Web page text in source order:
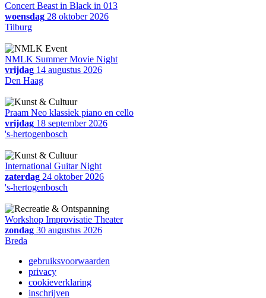
Concert Beast in Black in 013
woensdag 28 oktober 2026
Tilburg
NMLK Summer Movie Night
vrijdag 14 augustus 2026
Den Haag
Praam Neo klassiek piano en cello
vrijdag 18 september 2026
's-hertogenbosch
International Guitar Night
zaterdag 24 oktober 2026
's-hertogenbosch
Workshop Improvisatie Theater
zondag 30 augustus 2026
Breda
gebruiksvoorwaarden
privacy
cookieverklaring
inschrijven